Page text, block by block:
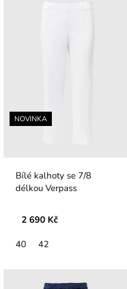
NOVINKA
Bílé kalhoty se 7/8
délkou Verpass
2 690 Kč
40 42